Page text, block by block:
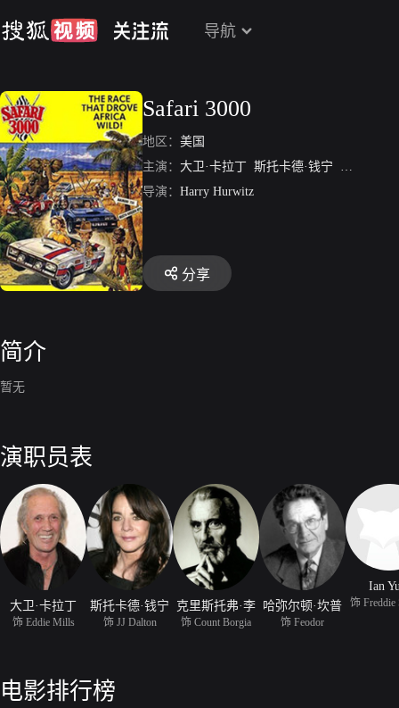
导航
Safari 3000
地区： 美国
主演： 大卫·卡拉丁 斯托卡德·钱宁
克里斯托
导演： Harry Hurwitz
分享
简介
暂无
演职员表
大卫·卡拉丁
饰 Eddie Mills
斯托卡德·钱宁
饰 JJ Dalton
克里斯托弗·李
饰 Count Borgia
哈弥尔顿·坎普
饰 Feodor
Ian
饰 Freddie
电影排行榜